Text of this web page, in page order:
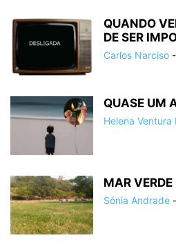
QUANDO
DE SER
Carlos Narciso -
QUASE UM
Helena Ventura
MAR VERDE
Sónia Andrade -